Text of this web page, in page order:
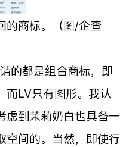
的商标。（图/企查
的都是组合商标，即
而LV只有图形。我认
虑到茉莉奶白也具备一
空间的。当然，即使行